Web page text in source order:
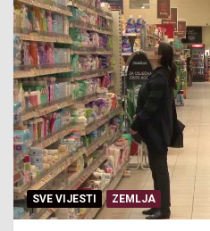
SVE VIJESTI ZEMLJA